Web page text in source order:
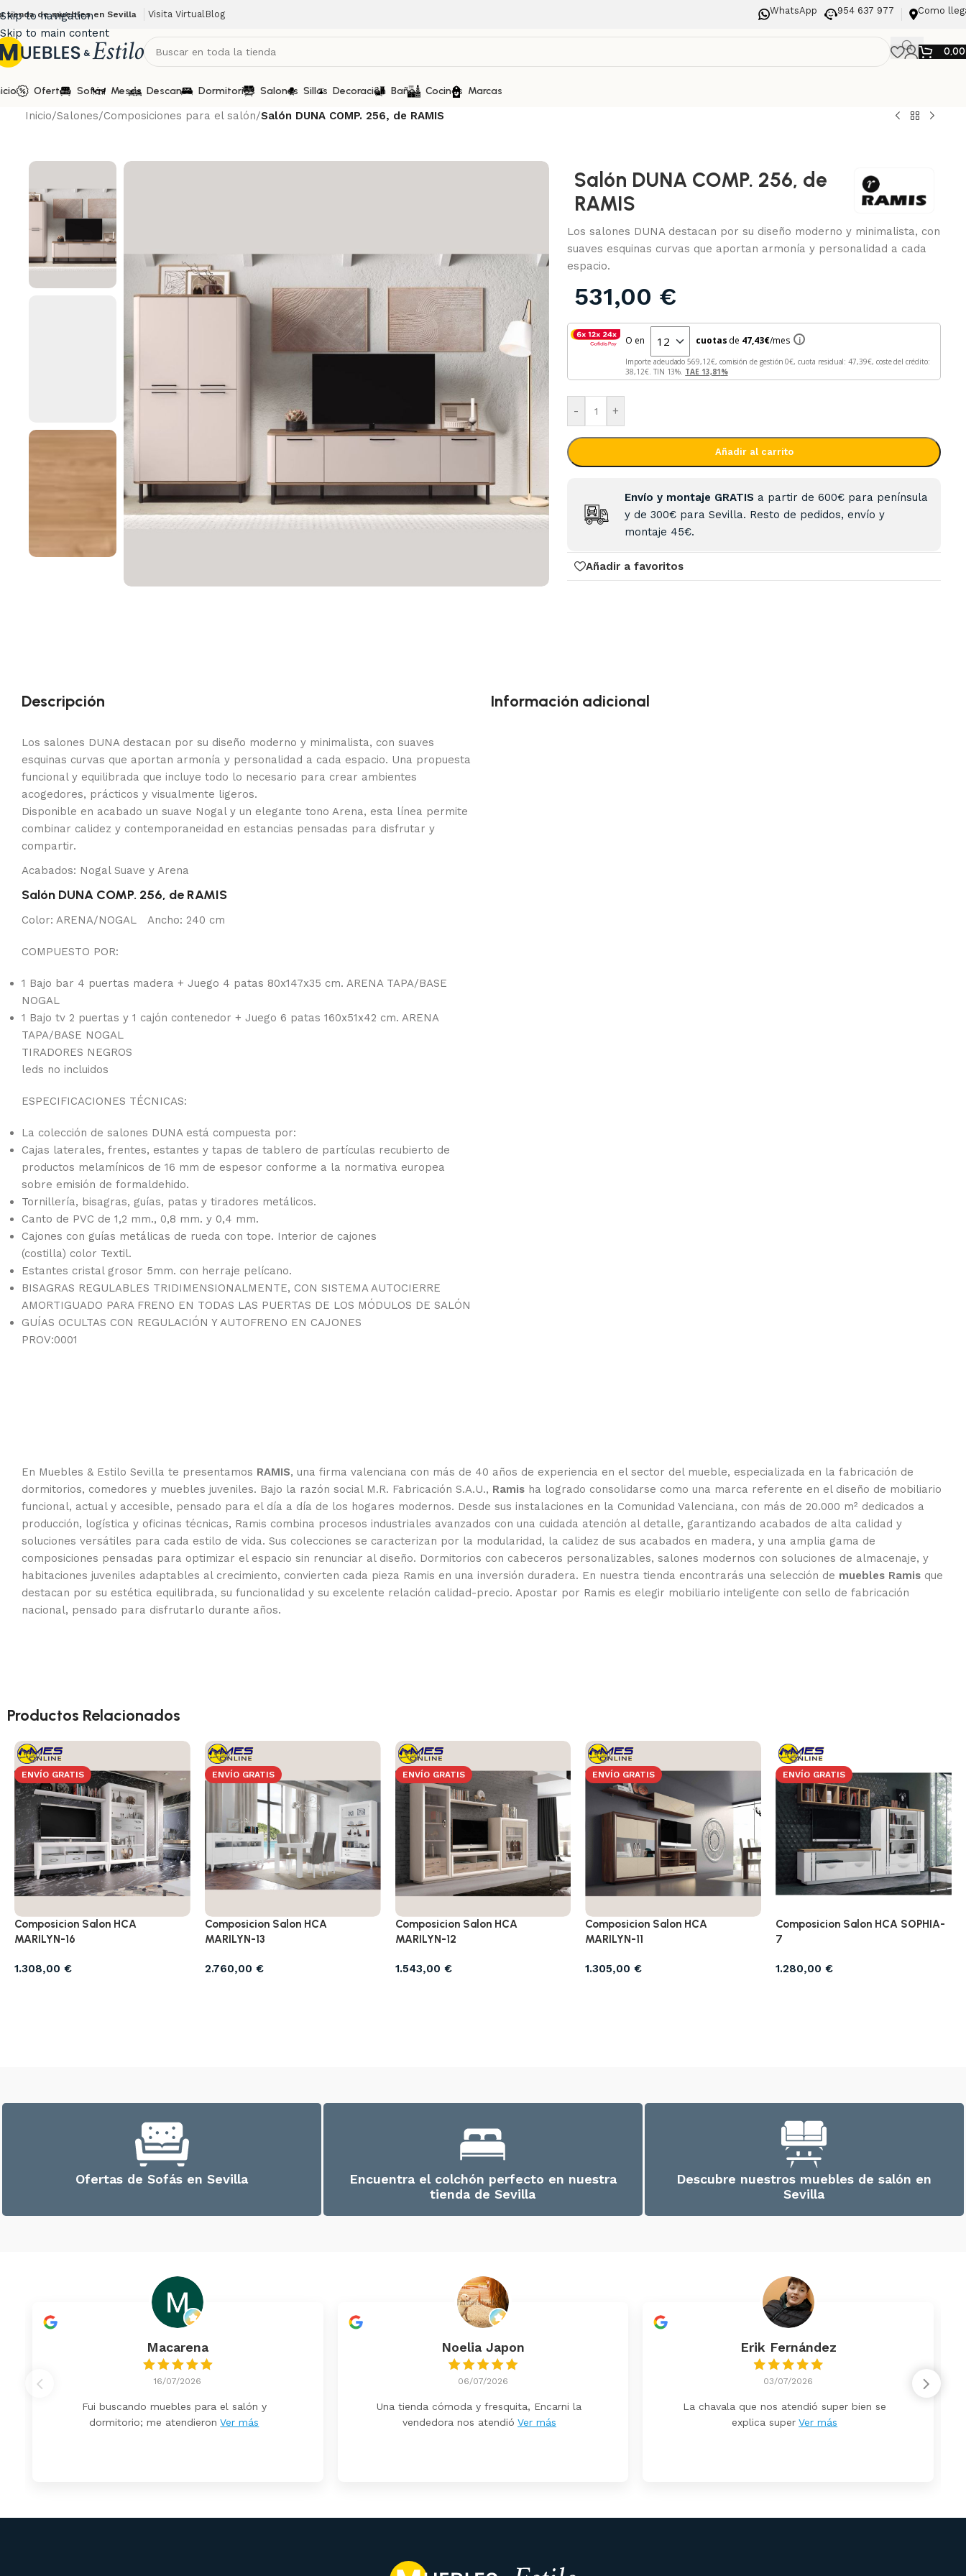
Skip to navigation
Skip to main content
tienda de muebles en Sevilla Visita VirtualBlog WhatsApp 954 637 977 Como
Ofertas Sofás Mesas Descanso Dormitorios Salones Sillas Decoración Baños Cocinas Marcas
Inicio/Salones/Composiciones para el salón/Salón DUNA COMP. 256, de RAMIS
Salón DUNA COMP. 256, de
RAMIS
Los salones DUNA destacan por su diseño moderno y minimalista, con
suaves esquinas curvas que aportan armonía y personalidad a cada
espacio.
531,00 €
O en cuotas de 47,43€/mes i
Importe adeudado569,12 €, comisión de gestión0 €, cuota residual:47,39
€, coste del crédito:
38,12€. TIN 13%. TAE 13,81%
- +
Añadir al carrito
Envío y montaje GRATIS a partir de 600€ para península
y de 300€ para Sevilla. Resto de pedidos, envío y
montaje 45€.
Añadir a favoritos
Descripción
Los salones DUNA destacan por su diseño moderno y minimalista, con suaves
esquinas curvas que aportan armonía y personalidad a cada espacio. Una propuesta
funcional y equilibrada que incluye todo lo necesario para crear ambientes
acogedores, prácticos y visualmente ligeros.
Disponible en acabado un suave Nogal y un elegante tono Arena, esta línea permite
combinar calidez y contemporaneidad en estancias pensadas para disfrutar y
compartir.
Acabados: Nogal Suave y Arena
Salón DUNA COMP. 256, de RAMIS
Color: ARENA/NOGAL Ancho: 240 cm
COMPUESTO POR:
1 Bajo bar 4 puertas madera + Juego 4 patas 80x147x35 cm. ARENA TAPA/BASE
NOGAL
1 Bajo tv 2 puertas y 1 cajón contenedor + Juego 6 patas 160x51x42 cm. ARENA
TAPA/BASE NOGAL
TIRADORES NEGROS
leds no incluidos
ESPECIFICACIONES TÉCNICAS:
La colección de salones DUNA está compuesta por:
Cajas laterales, frentes, estantes y tapas de tablero de partículas recubierto de
productos melamínicos de 16 mm de espesor conforme a la normativa europea
sobre emisión de formaldehido.
Tornillería, bisagras, guías, patas y tiradores metálicos.
Canto de PVC de 1,2 mm., 0,8 mm. y 0,4 mm.
Cajones con guías metálicas de rueda con tope. Interior de cajones
(costilla) color Textil.
Estantes cristal grosor 5mm. con herraje pelícano.
BISAGRAS REGULABLES TRIDIMENSIONALMENTE, CON SISTEMA AUTOCIERRE
AMORTIGUADO PARA FRENO EN TODAS LAS PUERTAS DE LOS MÓDULOS DE SALÓN
GUÍAS OCULTAS CON REGULACIÓN Y AUTOFRENO EN CAJONES
PROV:0001
Información adicional
En Muebles & Estilo Sevilla te presentamos RAMIS, una firma valenciana con más de 40 años de experiencia en el sector del mueble, especializada en la fabricación de
dormitorios, comedores y muebles juveniles. Bajo la razón social M.R. Fabricación S.A.U., Ramis ha logrado consolidarse como una marca referente en el diseño de mobiliario
funcional, actual y accesible, pensado para el día a día de los hogares modernos. Desde sus instalaciones en la Comunidad Valenciana, con más de 20.000 m² dedicados a
producción, logística y oficinas técnicas, Ramis combina procesos industriales avanzados con una cuidada atención al detalle, garantizando acabados de alta calidad y
soluciones versátiles para cada estilo de vida. Sus colecciones se caracterizan por la modularidad, la calidez de sus acabados en madera, y una amplia gama de
composiciones pensadas para optimizar el espacio sin renunciar al diseño. Dormitorios con cabeceros personalizables, salones modernos con soluciones de almacenaje, y
habitaciones juveniles adaptables al crecimiento, convierten cada pieza Ramis en una inversión duradera. En nuestra tienda encontrarás una selección de muebles Ramis que
destacan por su estética equilibrada, su funcionalidad y su excelente relación calidad-precio. Apostar por Ramis es elegir mobiliario inteligente con sello de fabricación
nacional, pensado para disfrutarlo durante años.
Productos Relacionados
ENVÍO GRATIS
Composicion Salon HCA
MARILYN-16
1.308,00 €
ENVÍO GRATIS
Composicion Salon HCA
MARILYN-13
2.760,00 €
ENVÍO GRATIS
Composicion Salon HCA
MARILYN-12
1.543,00 €
ENVÍO GRATIS
Composicion Salon HCA
MARILYN-11
1.305,00€
ENVÍO GRATIS
Composicion Salon HCA SOPHIA-
7
1.280,00€
Ofertas de Sofás en Sevilla
Encuentra el colchón perfecto en nuestra
tienda de Sevilla
Descubre nuestros muebles de salón en
Sevilla
Macarena
16/07/2026
Fui buscando muebles para el salón y
dormitorio; me atendieron Ver más
Noelia Japon
06/07/2026
Una tienda cómoda y fresquita, Encarni la
vendedora nos atendió Ver más
Erik Fernández
03/07/2026
La chavala que nos atendió super bien se
explica super Ver más